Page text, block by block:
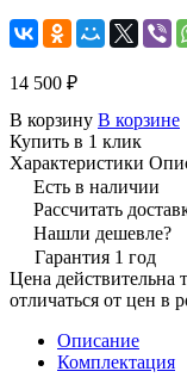
14 500 ₽
В корзину В корзине
Купить в 1 клик
Характеристики
Есть в наличии
Рассчитать
Нашли дешевле?
Гарантия 1 год
Цена действительна
отличаться от цен в
Описание
Комплектация